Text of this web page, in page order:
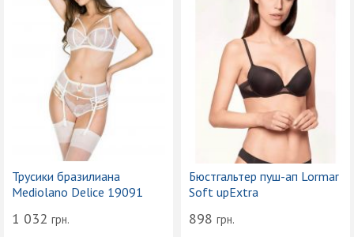
Трусики бразилиана
Mediolano Delice 19091
1 032 грн.
Бюстгальтер пуш-ап Lormar
Soft upExtra
898 грн.